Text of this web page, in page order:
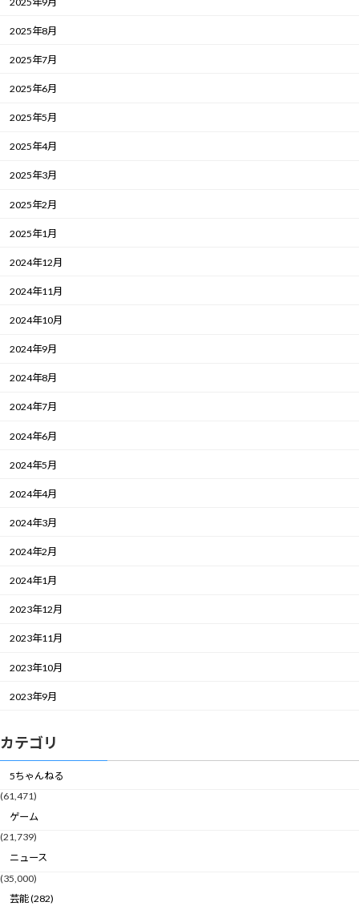
2025年8月
2025年7月
2025年6月
2025年5月
2025年4月
2025年3月
2025年2月
2025年1月
2024年12月
2024年11月
2024年10月
2024年9月
2024年8月
2024年7月
2024年6月
2024年5月
2024年4月
2024年3月
2024年2月
2024年1月
2023年12月
2023年11月
2023年10月
2023年9月
カテゴリ
5ちゃんねる
(61,471)
ゲーム
(21,739)
ニュース
(35,000)
芸能 (282)